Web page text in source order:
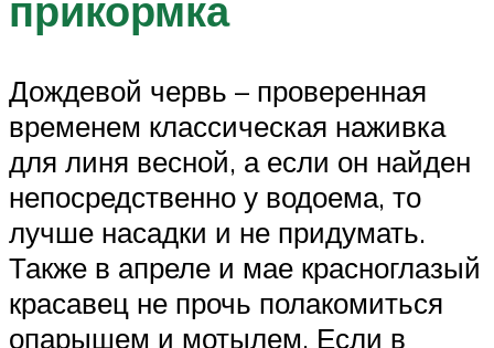
Дождевой червь – проверенная
временем классическая наживка
для линя весной, а если он найден
непосредственно у водоема, то
лучше насадки и не придумать.
Также в апреле и мае красноглазый
красавец не прочь полакомиться
опарышем и мотылем. Если в